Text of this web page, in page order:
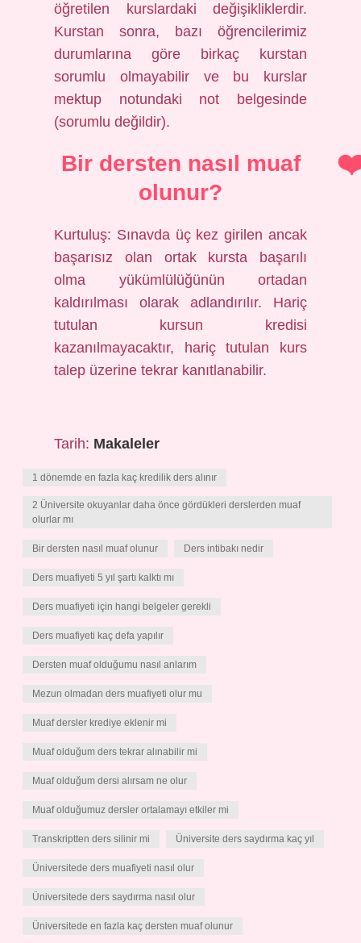
öğretilen kurslardaki değişikliklerdir.
Kurstan sonra, bazı öğrencilerimiz
durumlarına göre birkaç kurstan
sorumlu olmayabilir ve bu kurslar
mektup notundaki not belgesinde
(sorumlu değildir).
Bir dersten nasıl muaf
olunur?
Kurtuluş: Sınavda üç kez girilen ancak
başarısız olan ortak kursta başarılı
olma yükümlülüğünün ortadan
kaldırılması olarak adlandırılır. Hariç
tutulan kursun kredisi
kazanılmayacaktır, hariç tutulan kurs
talep üzerine tekrar kanıtlanabilir.
Tarih: Makaleler
1 dönemde en fazla kaç kredilik ders alınır
2 Üniversite okuyanlar daha önce gördükleri derslerden muaf
olurlar mı
Bir dersten nasıl muaf olunur Ders intibakı nedir
Ders muafiyeti 5 yıl şartı kalktı mı
Ders muafiyeti için hangi belgeler gerekli
Ders muafiyeti kaç defa yapılır
Dersten muaf olduğumu nasıl anlarım
Mezun olmadan ders muafiyeti olur mu
Muaf dersler krediye eklenir mi
Muaf olduğum ders tekrar alınabilir mi
Muaf olduğum dersi alırsam ne olur
Muaf olduğumuz dersler ortalamayı etkiler mi
Transkriptten ders silinir mi Üniversite ders saydırma kaç yıl
Üniversitede ders muafiyeti nasıl olur
Üniversitede ders saydırma nasıl olur
Üniversitede en fazla kaç dersten muaf olunur